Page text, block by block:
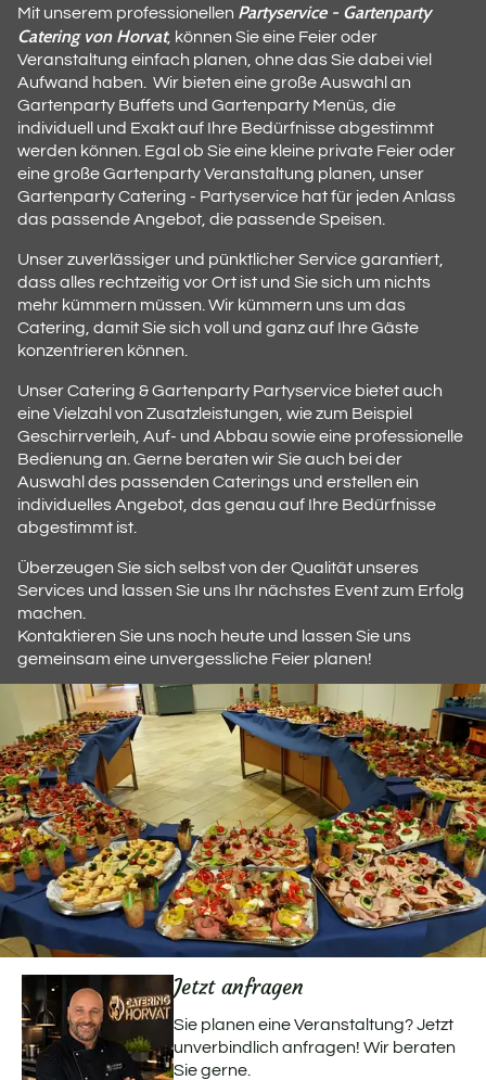
Mit unserem professionellen Partyservice - Gartenparty
Catering von Horvat, können Sie eine Feier oder
Veranstaltung einfach planen, ohne das Sie dabei viel
Aufwand haben. Wir bieten eine große Auswahl an
Gartenparty Buffets und Gartenparty Menüs, die
individuell und Exakt auf Ihre Bedürfnisse abgestimmt
werden können. Egal ob Sie eine kleine private Feier oder
eine große Gartenparty Veranstaltung planen, unser
Gartenparty Catering - Partyservice hat für jeden Anlass
das passende Angebot, die passende Speisen.
Unser zuverlässiger und pünktlicher Service garantiert,
dass alles rechtzeitig vor Ort ist und Sie sich um nichts
mehr kümmern müssen. Wir kümmern uns um das
Catering, damit Sie sich voll und ganz auf Ihre Gäste
konzentrieren können.
Unser Catering & Gartenparty Partyservice bietet auch
eine Vielzahl von Zusatzleistungen, wie zum Beispiel
Geschirrverleih, Auf- und Abbau sowie eine professionelle
Bedienung an. Gerne beraten wir Sie auch bei der
Auswahl des passenden Caterings und erstellen ein
individuelles Angebot, das genau auf Ihre Bedürfnisse
abgestimmt ist.
Überzeugen Sie sich selbst von der Qualität unseres
Services und lassen Sie uns Ihr nächstes Event zum Erfolg
machen.
Kontaktieren Sie uns noch heute und lassen Sie uns
gemeinsam eine unvergessliche Feier planen!
Jetzt anfragen
Sie planen eine Veranstaltung? Jetzt
unverbindlich anfragen! Wir beraten
Sie gerne.